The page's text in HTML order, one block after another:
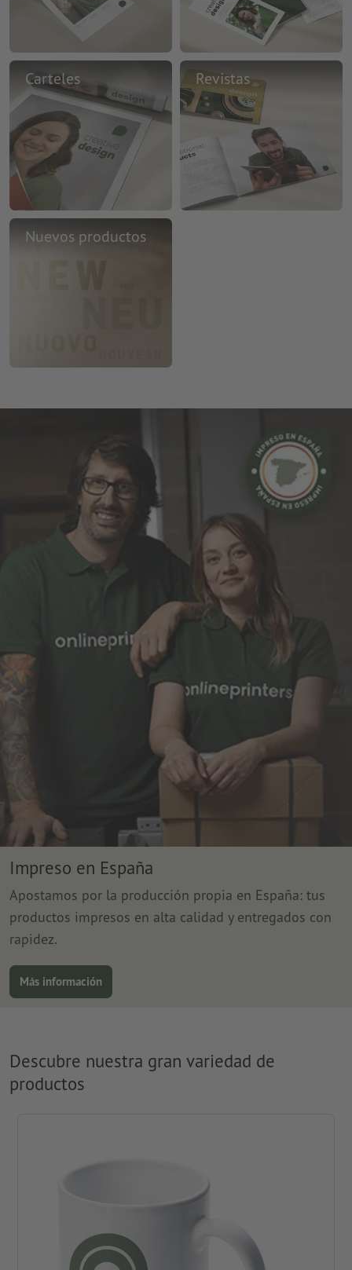
Carteles Revistas
Nuevos productos
Impreso en España
Apostamos por la producción propia en España: tus
productos impresos en alta calidad y entregados con
rapidez.
Más información
Descubre nuestra gran variedad de
productos